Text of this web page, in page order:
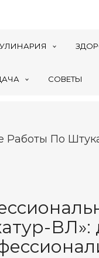
СОВЕТЫ
Работы По
ВЛ»: